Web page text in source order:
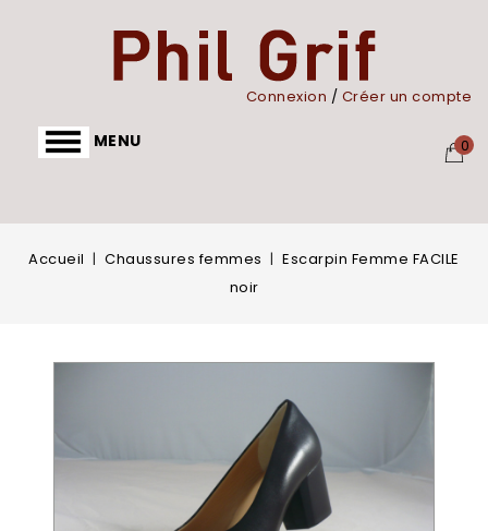
Connexion / Créer un compte
0
MENU
Accueil Chaussures femmes
Escarpin Femme FACILE
noir